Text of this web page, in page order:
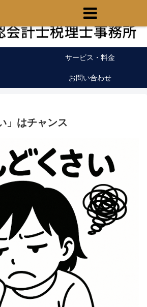
の税理士｜開業支援｜クラウド会計
サービス・料金
お問い合わせ
」はチャンス